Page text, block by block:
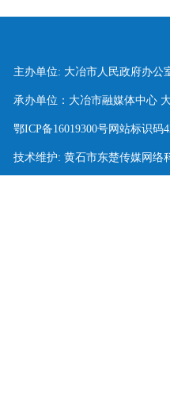
主办单位: 大冶市人民政府办公
承办单位：大冶市融媒体中心
鄂ICP备16019300号网站标识码
技术维护: 黄石市东楚传媒网络